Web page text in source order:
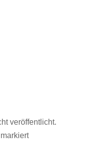
veröffentlicht.